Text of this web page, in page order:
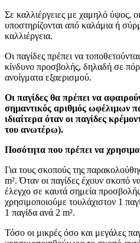
Σε καλλιέργειες με χαμηλό ύψος,
υποστηρίζονται από καλάμια ή
καλλιέργεια.
Οι παγίδες πρέπει να
κίνδυνο προσβολής, δηλαδή σε
ανοίγματα εξαερισμού.
Οι παγίδες θα πρέπει να
σημαντικός αριθμός ωφέλιμων
ιδιαίτερα όταν οι παγίδες
του ανωτέρω).
Ποσότητα που πρέπει να
Για τους σκοπούς της
m². Όταν οι παγίδες έχουν σκοπό
έλεγχο σε καυτά σημεία
χρησιμοποιούμε τουλάχιστον 1
1 παγίδα ανά 2 m².
Τόσο οι μικρές όσο και μεγάλες